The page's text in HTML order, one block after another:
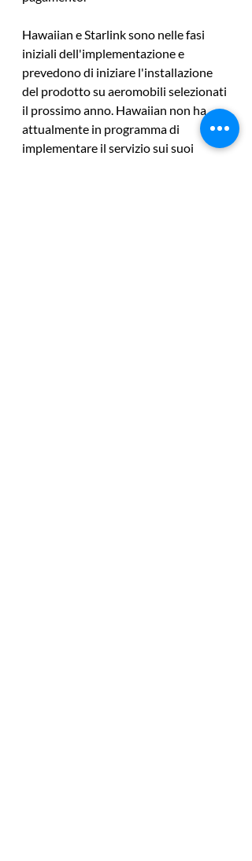
Hawaiian e Starlink sono nelle fasi
iniziali dell'implementazione e
prevedono di iniziare l'installazione
del prodotto su aeromobili selezionati
il ​​prossimo anno. Hawaiian non ha
attualmente in programma di
implementare il servizio sui suoi